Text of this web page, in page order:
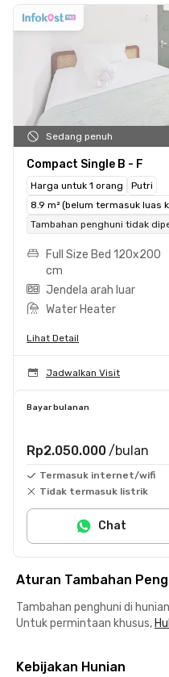
Sedang penuh
Compact Single B - F
Harga untuk 1 orang
Putri
8.9 m² (belum termasuk luas
Tambahan penghuni tidak
Full Size Bed 120x200
cm
Jendela arah luar
Water Heater
Lihat Detail
Jadwalkan Visit
Bayar bulanan
Rp2.050.000 /bulan
Termasuk internet/wifi
Tidak termasuk listrik
Chat
Aturan Tambahan
Tambahan penghuni di
Untuk permintaan khusus,
Kebijakan Hunian